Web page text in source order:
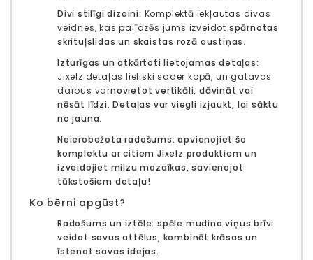
Divi stilīgi dizaini: Komplektā iekļautas divas
veidnes, kas palīdzēs jums izveidot spārnotas
skrituļslidas un skaistas rozā austiņas.
Izturīgas un atkārtoti lietojamas detaļas:
Jixelz detaļas lieliski sader kopā, un gatavos
darbus varnovietot vertikāli, dāvināt vai
nēsāt līdzi.Detaļas var viegli izjaukt, lai sāktu
no jauna.
Neierobežota radošums: apvienojiet šo
komplektu ar citiem Jixelz produktiem un
izveidojiet milzu mozaīkas, savienojot
tūkstošiem detaļu!
Ko bērni apgūst?
Radošums un iztēle: spēle mudina viņus brīvi
veidot savus attēlus, kombinēt krāsas un
īstenot savas idejas.